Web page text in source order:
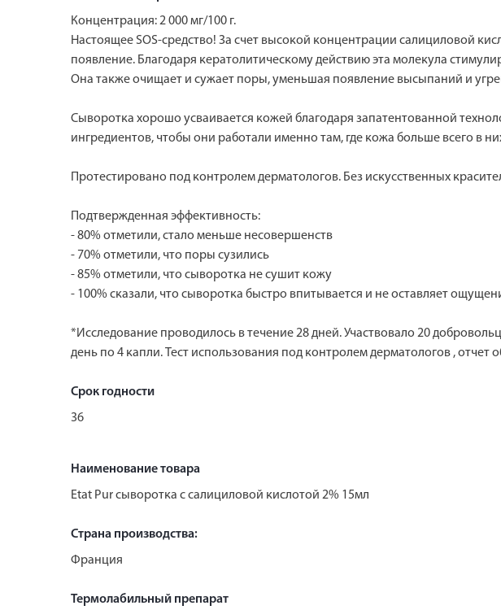
Концентрация: 2 000 мг/100 г.
Настоящее SOS-средство! За счет высокой концентрации салициловой
появление. Благодаря кератолитическому действию эта молекула
Она также очищает и сужает поры, уменьшая появление высыпаний и
Сыворотка хорошо усваивается кожей благодаря запатентованной
ингредиентов, чтобы они работали именно там, где кожа больше всего в
Протестировано под контролем дерматологов. Без искусственных
Подтвержденная эффективность:
- 80% отметили, стало меньше несовершенств
- 70% отметили, что поры сузились
- 85% отметили, что сыворотка не сушит кожу
- 100% сказали, что сыворотка быстро впитывается и не оставляет
*Исследование проводилось в течение 28 дней. Участвовало 20
день по 4 капли. Тест использования под контролем дерматологов , отчет
Срок годности
36
Наименование товара
Etat Pur сыворотка с салициловой кислотой 2% 15мл
Страна производства:
Франция
Термолабильный препарат